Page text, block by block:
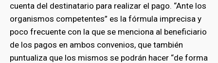
cuenta del destinatario para realizar el pago. “Ante los
organismos competentes” es la fórmula imprecisa y
poco frecuente con la que se menciona al beneficiario
de los pagos en ambos convenios, que también
puntualiza que los mismos se podrán hacer “de forma